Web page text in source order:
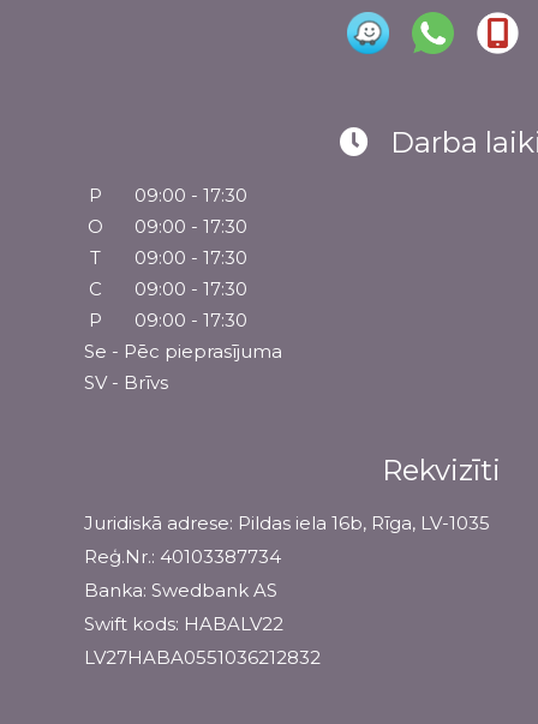
Darba
P
09:00 - 17:30
O
09:00 - 17:30
T
09:00 - 17:30
C
09:00 - 17:30
P
09:00 - 17:30
Se - Pēc pieprasījuma
SV - Brīvs
Rekvizīti
Juridiskā adrese: Pildas iela 16b, Rīga, LV-1035
Reģ.Nr.: 40103387734
Banka: Swedbank AS
Swift kods: HABALV22
LV27HABA0551036212832